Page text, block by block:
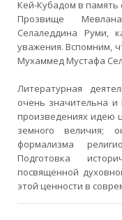
Кей-Кубадом в память
Прозвище
Селаледдина Руми,
уважения. Вспомним,
Мухаммед Мустафа
Литературная
очень значительна
произведениях идею
земного величия;
формализма
Подготовка
посвященной
этой ценности в